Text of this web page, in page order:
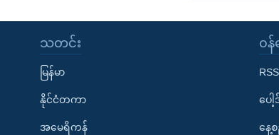
သတင်း
မြန်မာ
နိုင်ငံတကာ
အမေရိကန်
၀န်
RSS
ပေ
နေ့